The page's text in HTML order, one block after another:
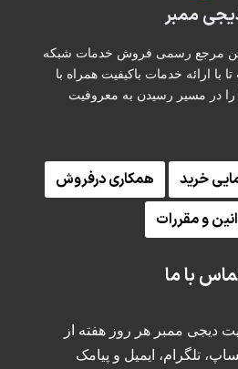
ممبر
مرجع رسمی فروش خدمات شبکه
ارائه خدمات باکیفیت همراه با
در مسیر رسیدن به معروفیت
خرید
همکاری درفروش
و مقررات
با ما
سایت دیجی ممبر هر روز هفته از
تلگرام، ایمیل و پیامک